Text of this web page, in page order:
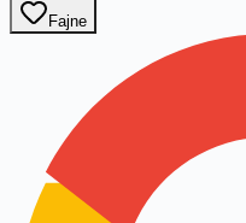
Fajne